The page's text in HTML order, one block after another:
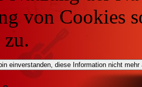
von Cookies
einverstanden, diese Information nicht mehr